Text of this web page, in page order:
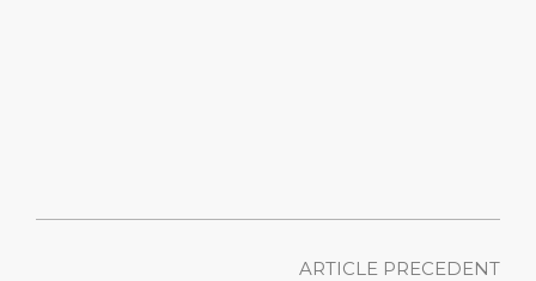
ARTICLE PRECEDENT